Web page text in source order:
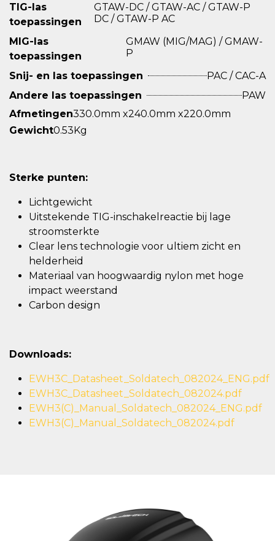
TIG-las
toepassingen
GTAW-DC / GTAW-AC / GTAW-P
DC / GTAW-P AC
MIG-las
toepassingen
GMAW (MIG/MAG) / GMAW-
P
Snij- en las toepassingen
PAC / CAC-A
Andere las toepassingen
PAW
Afmetingen330.0mm x240.0mm x220.0mm
Gewicht0.53Kg
Sterke punten:
Lichtgewicht
Uitstekende TIG-inschakelreactie bij lage
stroomsterkte
Clear lens technologie voor ultiem zicht en
helderheid
Materiaal van hoogwaardig nylon met hoge
impact weerstand
Carbon design
Downloads:
EWH3C_Datasheet_Soldatech_082024_ENG.pdf
EWH3C_Datasheet_Soldatech_082024.pdf
EWH3(C)_Manual_Soldatech_082024_ENG.pdf
EWH3(C)_Manual_Soldatech_082024.pdf